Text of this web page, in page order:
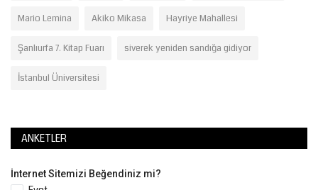
Mario Lemina Akiko Mikasa Hayriye Mahallesi
Şanlıurfa 7. Kitap Fuarı siverek yeniden sandığa gidiyor
İstanbul Üniversitesi
ANKETLER
İnternet Sitemizi Beğendiniz mi?